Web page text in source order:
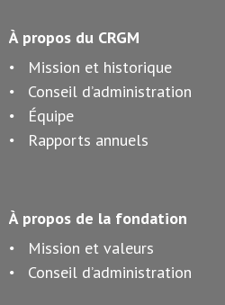
À propos du CRGM
Mission et historique
Conseil d’administration
Équipe
Rapports annuels
À propos de la fondation
Mission et valeurs
Conseil d’administration